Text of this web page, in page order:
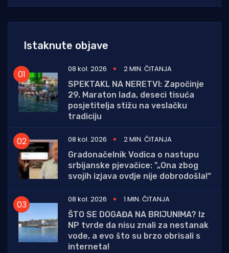
Istaknute objave
08 kol. 2026
2 MIN. ČITANJA
SPEKTAKL NA NERETVI: Započinje
29. Maraton lađa, deseci tisuća
posjetitelja stižu na veslačku
tradiciju
08 kol. 2026
2 MIN. ČITANJA
Gradonačelnik Vodica o nastupu
srbijanske pjevačice: "„Ona zbog
svojih izjava ovdje nije dobrodošla!“
08 kol. 2026
1 MIN. ČITANJA
ŠTO SE DOGAĐA NA BRIJUNIMA? Iz
NP tvrde da nisu znali za nestanak
vode, a evo što su brzo obrisali s
interneta!